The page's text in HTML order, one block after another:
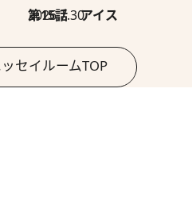
2026.7.30
第15話 アイス
セイルームTOP